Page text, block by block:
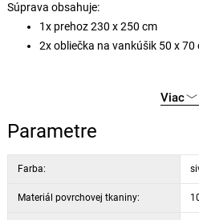
Súprava obsahuje:
1x prehoz 230 x 250 cm
2x obliečka na vankúšik 50 x 70
Viac
Parametre
Farba:
Materiál povrchovej tkaniny: